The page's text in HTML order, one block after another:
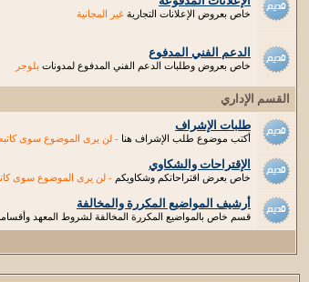
خاص بعروض الإعلانات التجارية غير المجانية
الدعم الفني المدفوع
خاص بعروض وطلبات الدعم الفني المدفوع لمدونات بلوجر
القسم الإداري
طلبات الإشراف
أكتب موضوع طلب الإشراف هنا - لن يرى الموضوع سوى كاتبه
الإقتراحات والشكاوي
خاص بعرض اقتراحاتكم وشكاويكم - لن يرى الموضوع سوى
أرشيف المواضيع المكررة والمخالفة
قسم خاص بالمواضيع المكررة المخالفة لشروط المعهد